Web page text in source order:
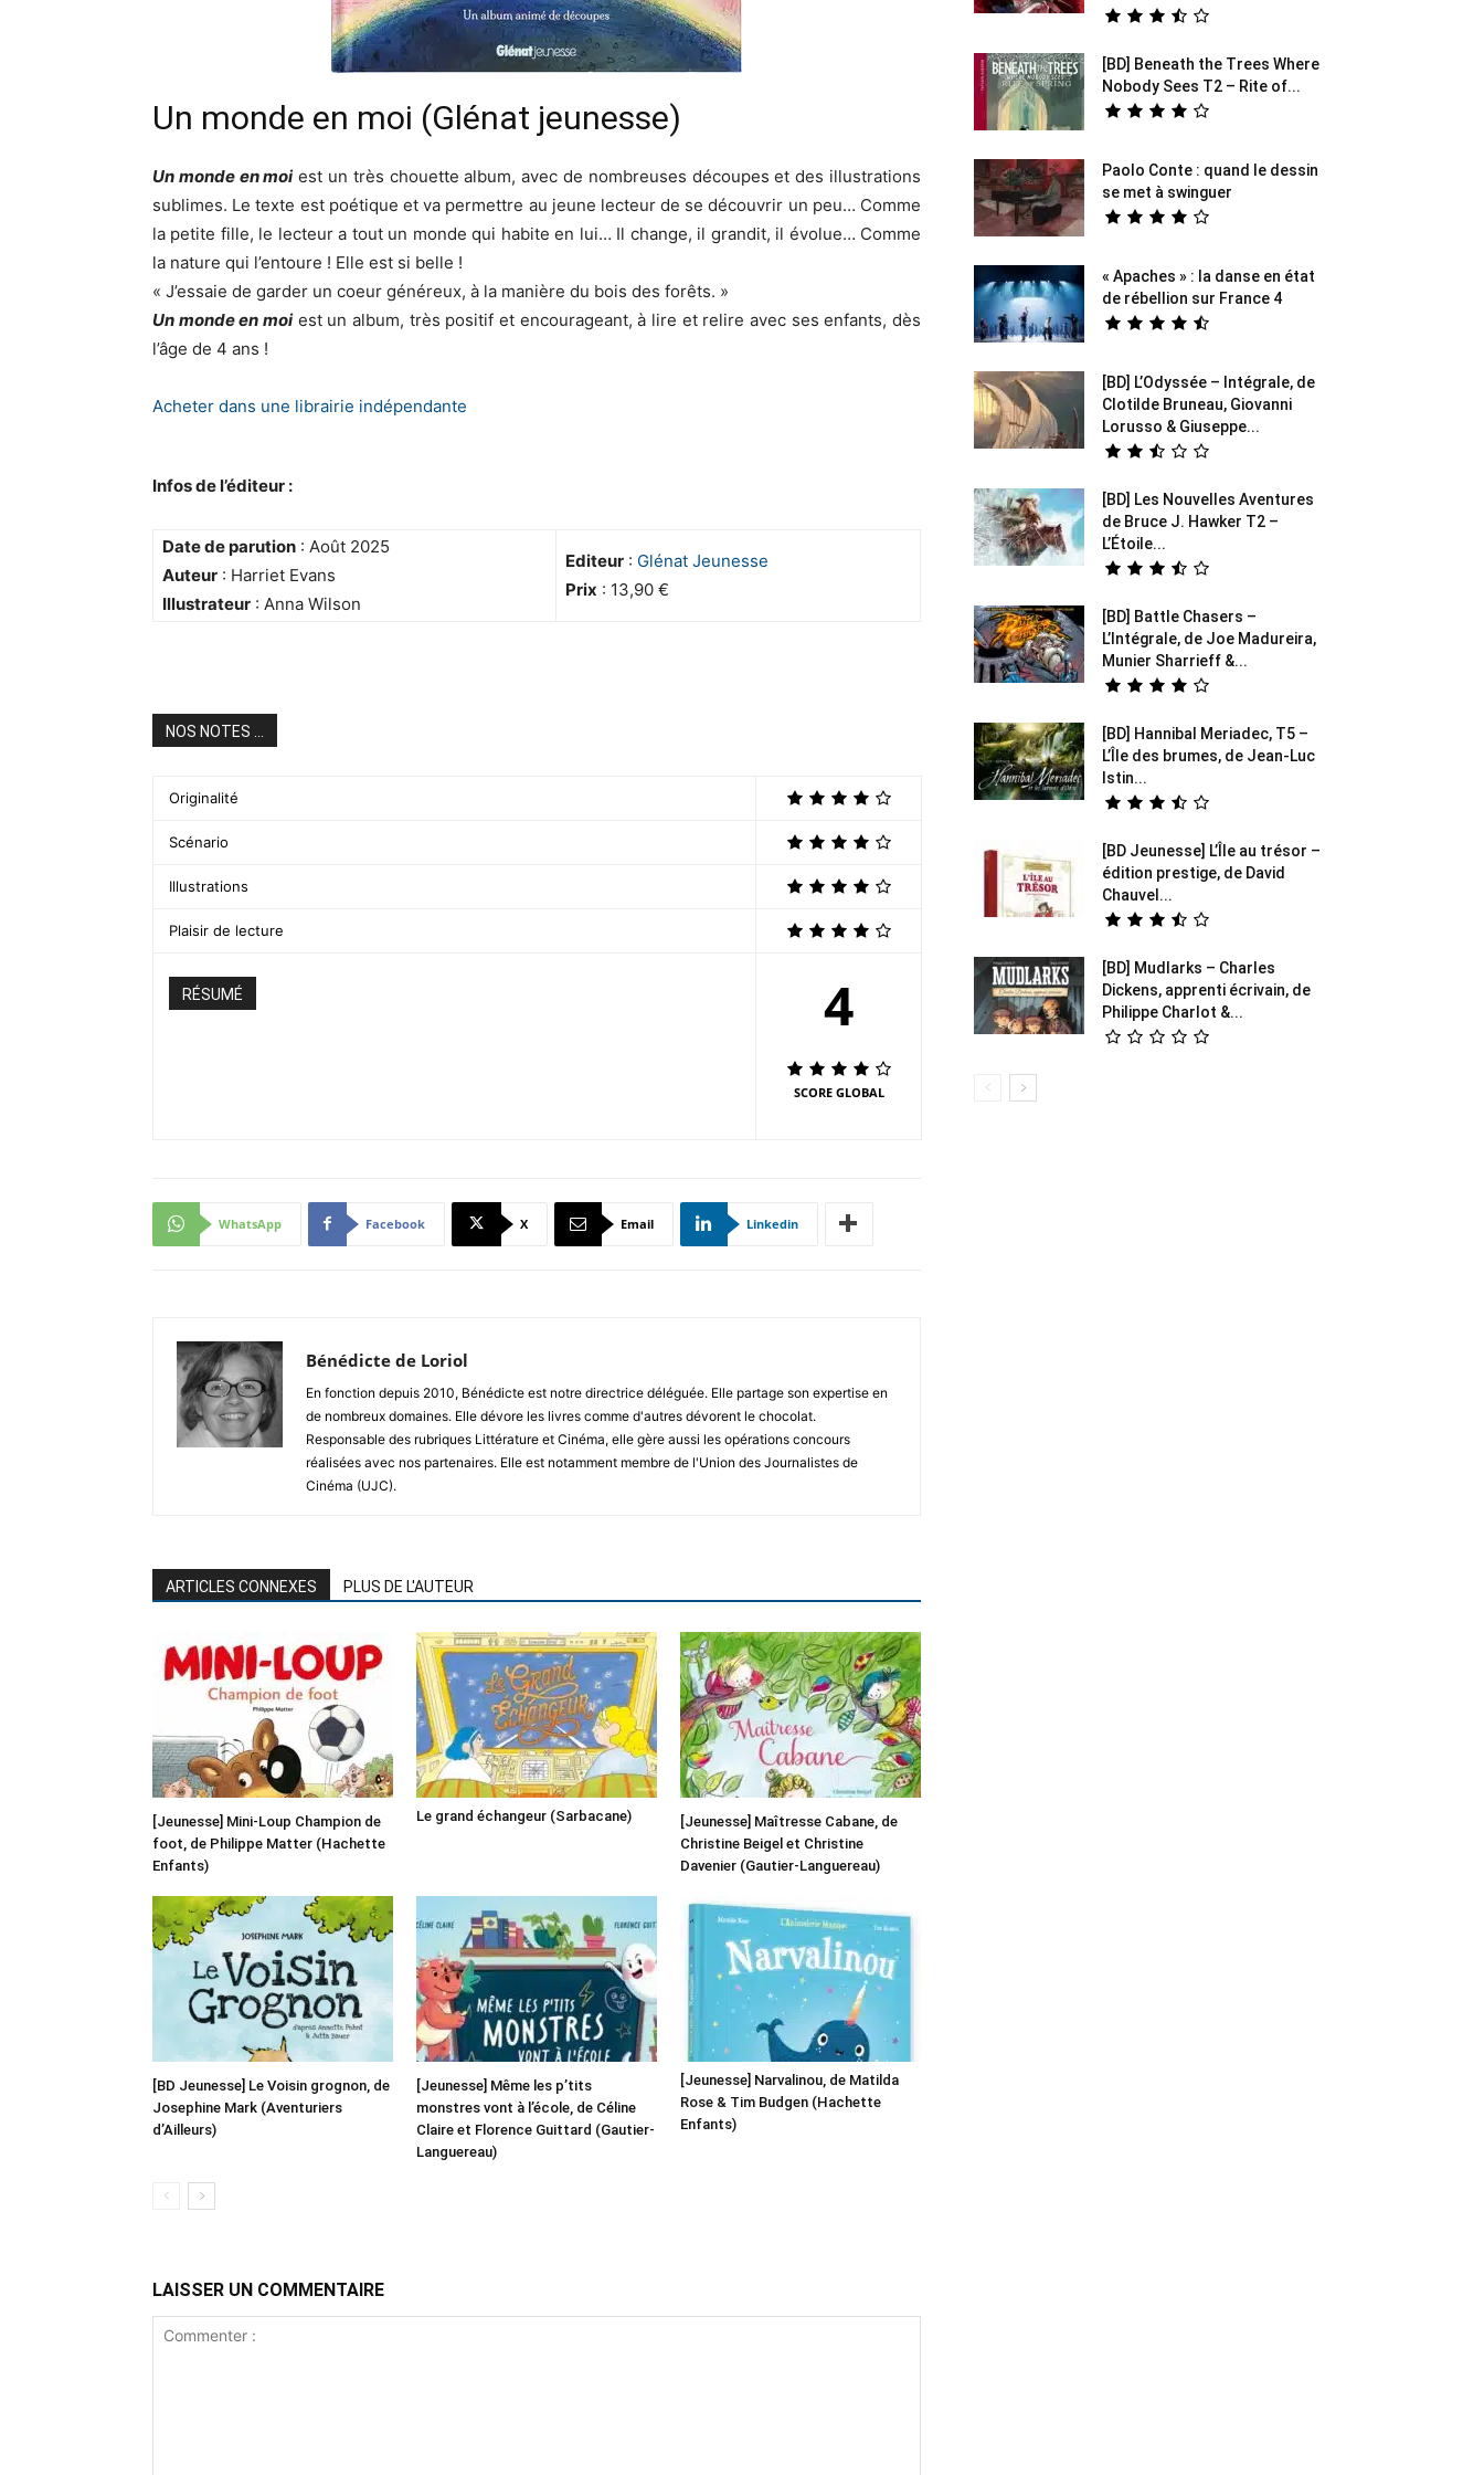
Un monde en moi (Glénat jeunesse)
Un monde en moiest un très chouette album, avec de nombreuses découpes et des illustrations
sublimes. Le texte est poétique et va permettre au jeune lecteur de se découvrir un peu… Comme
la petite fille, le lecteur a tout un monde qui habite en lui… Il change, il grandit, il évolue… Comme
la nature qui l’entoure ! Elle est si belle !
« J’essaie de garder un coeur généreux, à la manière du bois des forêts. »
Un monde en moi est un album, très positif et encourageant, à lire et relire avec ses enfants, dès
l’âge de 4 ans !
Acheter dans une librairie indépendante
Infos de l’éditeur :
Date de parution : Août 2025
Auteur : Harriet Evans
Illustrateur : Anna Wilson
Editeur : Glénat Jeunesse
Prix : 13,90 €
NOS NOTES ...
Originalité
Scénario
Illustrations
Plaisir de lecture
RÉSUMÉ 4
SCORE GLOBAL
WhatsApp Facebook X Email Linkedin
Bénédicte de Loriol
En fonction depuis 2010, Bénédicte est notre directrice déléguée. Elle partage son expertise en
de nombreux domaines. Elle dévore les livres comme d'autres dévorent le chocolat.
Responsable des rubriques Littérature et Cinéma, elle gère aussi les opérations concours
réalisées avec nos partenaires. Elle est notamment membre de l'Union des Journalistes de
Cinéma (UJC).
ARTICLES CONNEXES PLUS DE L'AUTEUR
[Jeunesse] Mini-Loup Champion de
foot, de Philippe Matter (Hachette
Enfants)
Le grand échangeur (Sarbacane)
[Jeunesse] Maîtresse Cabane, de
Christine Beigel et Christine
Davenier (Gautier-Languereau)
[BD Jeunesse] Le Voisin grognon, de
Josephine Mark (Aventuriers
d’Ailleurs)
[Jeunesse] Même les p’tits
monstres vont à l’école, de Céline
Claire et Florence Guittard (Gautier-
Languereau)
[Jeunesse] Narvalinou, de Matilda
Rose & Tim Budgen (Hachette
Enfants)
LAISSER UN COMMENTAIRE
[BD] Beneath the Trees Where
Nobody Sees T2 – Rite of...
Paolo Conte : quand le dessin
se met à swinguer
« Apaches » : la danse en état
de rébellion sur France 4
[BD] L’Odyssée – Intégrale, de
Clotilde Bruneau, Giovanni
Lorusso & Giuseppe...
[BD] Les Nouvelles Aventures
de Bruce J. Hawker T2 –
L’Étoile...
[BD] Battle Chasers –
L’Intégrale, de Joe Madureira,
Munier Sharrieff &...
[BD] Hannibal Meriadec, T5 –
L’Île des brumes, de Jean-Luc
Istin...
[BD Jeunesse] L’Île au trésor –
édition prestige, de David
Chauvel...
[BD] Mudlarks – Charles
Dickens, apprenti écrivain, de
Philippe Charlot &...